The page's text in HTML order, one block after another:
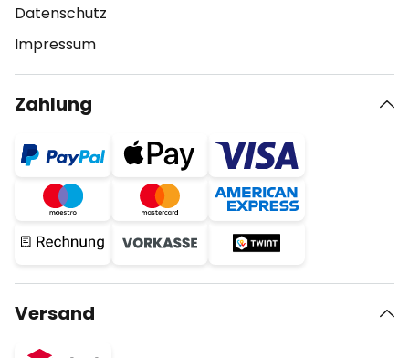
Datenschutz
Impressum
Zahlung
Versand